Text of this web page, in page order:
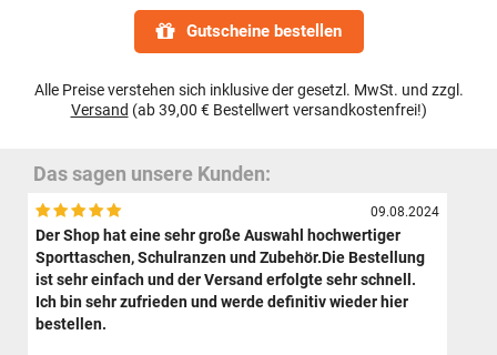
Gutscheine bestellen
Alle Preise verstehen sich inklusive der gesetzl. MwSt. und zzgl.
Versand (ab 39,00 € Bestellwert versandkostenfrei!)
Das sagen unsere Kunden:
09.08.2024
Der Shop hat eine sehr große Auswahl hochwertiger
Sporttaschen, Schulranzen und Zubehör.Die Bestellung
ist sehr einfach und der Versand erfolgte sehr schnell.
Ich bin sehr zufrieden und werde definitiv wieder hier
bestellen.